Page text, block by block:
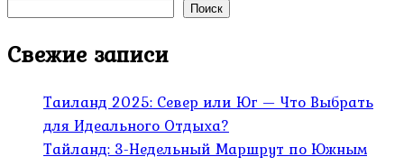
Поиск
Свежие записи
Таиланд 2025: Север или Юг — Что Выбрать
для Идеального Отдыха?
Тайланд: 3-Недельный Маршрут по Южным